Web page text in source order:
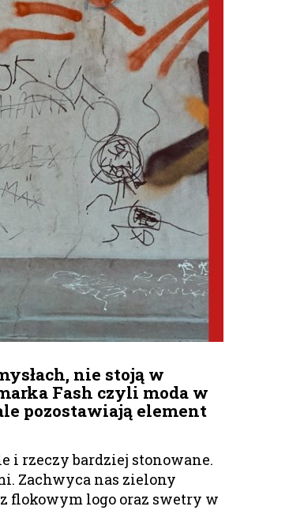
nie stoją w
Fash czyli moda w
pozostawiają element
i rzeczy bardziej stonowane.
Zachwyca nas zielony
flokowym logo oraz swetry w